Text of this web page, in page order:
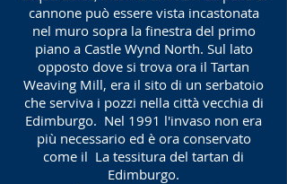
cannone può essere vista incastonata
nel muro sopra la finestra del primo
piano a Castle Wynd North. Sul lato
opposto dove si trova ora il Tartan
Weaving Mill, era il sito di un serbatoio
che serviva i pozzi nella città vecchia di
Edimburgo. Nel 1991 l'invaso non era
più necessario ed è ora conservato
come il La tessitura del tartan di
Edimburgo.